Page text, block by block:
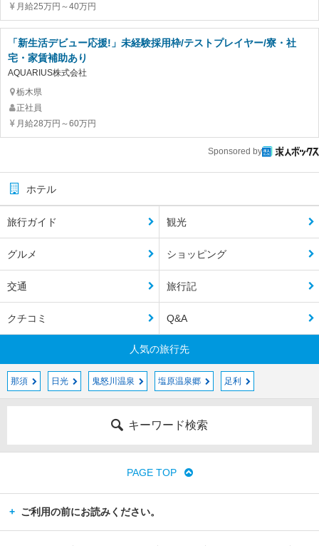
月給25万円～40万円
「新生活デビュー応援!」未経験採用枠/テストプレイヤー/寮・社
宅・家賃補助あり
AQUARIUS株式会社
栃木県
正社員
月給28万円～60万円
Sponsored by
ホテル
旅行ガイド 観光
グルメ ショッピング
交通 旅行記
クチコミ Q&A
人気の旅行先
那須 日光 鬼怒川温泉 塩原温泉郷 足利
キーワード検索
PAGE TOP
ご利用の前にお読みください。